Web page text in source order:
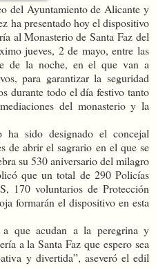
del Ayuntamiento de Alicante y
ha presentado hoy el dispositivo
al Monasterio de Santa Faz del
jueves, 2 de mayo, entre las
de la noche, en el que van a
para garantizar la seguridad
durante todo el día festivo tanto
del monasterio y la
ha sido designado el concejal
de abrir el sagrario en el que se
su 530 aniversario del milagro
que un total de 290 Policías
170 voluntarios de Protección
formarán el dispositivo en esta
que acudan a la peregrina y
a la Santa Faz que espero sea
y divertida”, aseveró el edil